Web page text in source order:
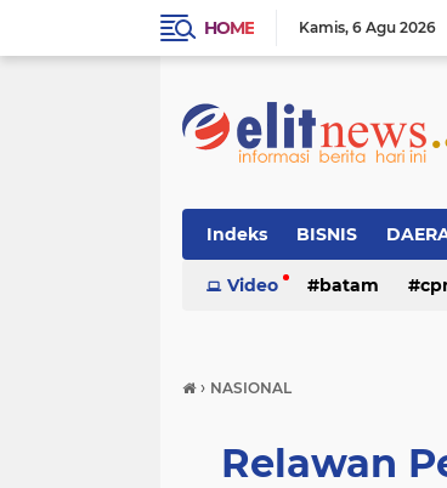
HOME Kamis 6 Agu 2026
Indeks BISNIS
Video batam
› NASIONAL
Relawan